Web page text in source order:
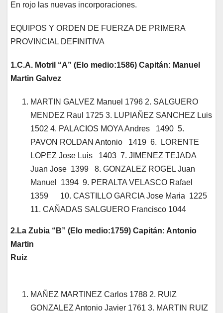
En rojo las nuevas incorporaciones.
EQUIPOS Y ORDEN DE FUERZA DE PRIMERA
PROVINCIAL DEFINITIVA
1.C.A. Motril “A” (Elo medio:1586) Capitán: Manuel
Martin Galvez
MARTIN GALVEZ Manuel 1796 2. SALGUERO
MENDEZ Raul 1725 3. LUPIAÑEZ SANCHEZ Luis
1502 4. PALACIOS MOYA Andres 1490 5.
PAVON ROLDAN Antonio 1419 6. LORENTE
LOPEZ Jose Luis 1403 7. JIMENEZ TEJADA
Juan Jose 1399 8. GONZALEZ ROGEL Juan
Manuel 1394 9. PERALTA VELASCO Rafael
1359 10. CASTILLO GARCIA Jose Maria 1225
11. CAÑADAS SALGUERO Francisco 1044
2.La Zubia “B” (Elo medio:1759) Capitán: Antonio
Martin
Ruiz
MAÑEZ MARTINEZ Carlos 1788 2. RUIZ
GONZALEZ Antonio Javier 1761 3. MARTIN RUIZ